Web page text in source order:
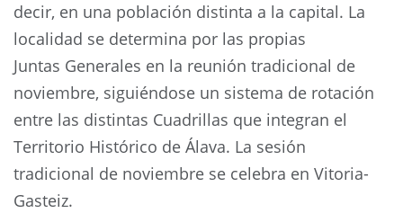
decir, en una población distinta a la capital. La
localidad se determina por las propias
Juntas Generales en la reunión tradicional de
noviembre, siguiéndose un sistema de rotación
entre las distintas Cuadrillas que integran el
Territorio Histórico de Álava. La sesión
tradicional de noviembre se celebra en Vitoria-
Gasteiz.